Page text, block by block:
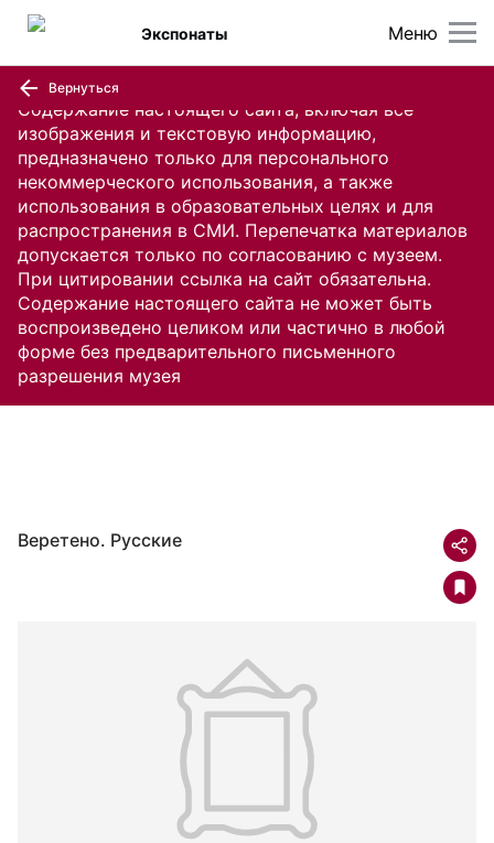
Содержание настоящего сайта, включая все
изображения и текстовую информацию,
предназначено только для персонального
некоммерческого использования, а также
использования в образовательных целях и для
распространения в СМИ. Перепечатка материалов
допускается только по согласованию с музеем.
При цитировании ссылка на сайт обязательна.
Содержание настоящего сайта не может быть
воспроизведено целиком или частично в любой
форме без предварительного письменного
разрешения музея
Меню
Экспонаты
Вернуться
Веретено. Русские